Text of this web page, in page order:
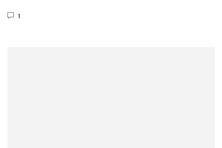
1